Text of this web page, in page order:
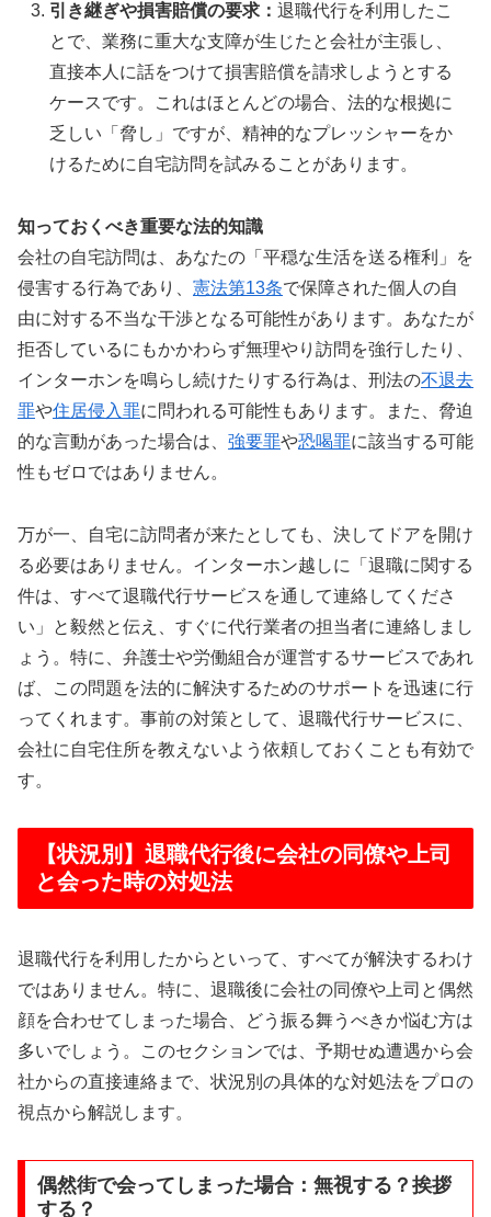
引き継ぎや損害賠償の要求：退職代行を利用したこ
とで、業務に重大な支障が生じたと会社が主張し、
直接本人に話をつけて損害賠償を請求しようとする
ケースです。これはほとんどの場合、法的な根拠に
乏しい「脅し」ですが、精神的なプレッシャーをか
けるために自宅訪問を試みることがあります。
知っておくべき重要な法的知識
会社の自宅訪問は、あなたの「平穏な生活を送る権利」を
侵害する行為であり、 憲法第13条で保障された個人の自
由に対する不当な干渉となる可能性があります。あなたが
拒否しているにもかかわらず無理やり訪問を強行したり、
インターホンを鳴らし続けたりする行為は、刑法の不退去
罪や住居侵入罪に問われる可能性もあります。また、脅迫
的な言動があった場合は、 強要罪や恐喝罪に該当する可能
性もゼロではありません。
万が一、自宅に訪問者が来たとしても、決してドアを開け
る必要はありません。インターホン越しに「退職に関する
件は、すべて退職代行サービスを通して連絡してくださ
い」と毅然と伝え、すぐに代行業者の担当者に連絡しまし
ょう。特に、弁護士や労働組合が運営するサービスであれ
ば、この問題を法的に解決するためのサポートを迅速に行
ってくれます。事前の対策として、退職代行サービスに、
会社に自宅住所を教えないよう依頼しておくことも有効で
す。
【状況別】退職代行後に会社の同僚や上司
と会った時の対処法
退職代行を利用したからといって、すべてが解決するわけ
ではありません。特に、退職後に会社の同僚や上司と偶然
顔を合わせてしまった場合、どう振る舞うべきか悩む方は
多いでしょう。このセクションでは、予期せぬ遭遇から会
社からの直接連絡まで、状況別の具体的な対処法をプロの
視点から解説します。
偶然街で会ってしまった場合：無視する？挨拶
する？